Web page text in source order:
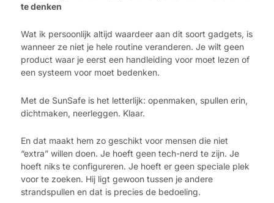
te denken
Wat ik persoonlijk altijd waardeer aan dit soort gadgets, is
wanneer ze niet je hele routine veranderen. Je wilt geen
product waar je eerst een handleiding voor moet lezen of
een systeem voor moet bedenken.
Met de SunSafe is het letterlijk: openmaken, spullen erin,
dichtmaken, neerleggen. Klaar.
En dat maakt hem zo geschikt voor mensen die niet
“extra” willen doen. Je hoeft geen tech-nerd te zijn. Je
hoeft niks te configureren. Je hoeft er geen speciale plek
voor te zoeken. Hij ligt gewoon tussen je andere
strandspullen en dat is precies de bedoeling.